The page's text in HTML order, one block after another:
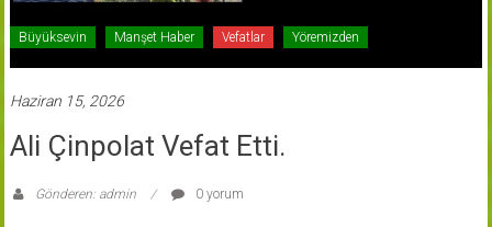
Büyüksevin Manşet Haber Vefatlar Yöremizden
Haziran 15, 2026
Ali Çinpolat Vefat Etti.
Gönderen: admin 0 yorum